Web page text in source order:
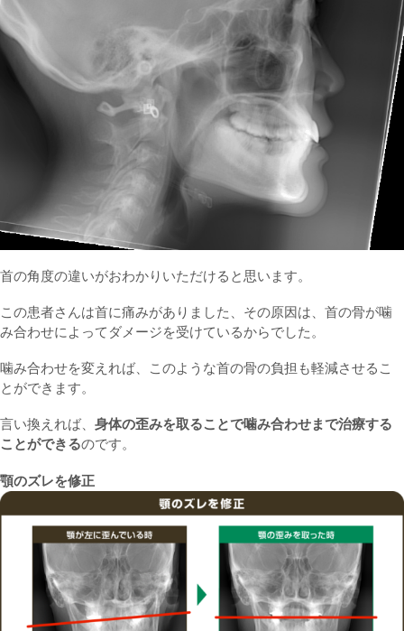
首の角度の違いがおわかりいただけると思います。
この患者さんは首に痛みがありました、その原因は、首の骨が噛
み合わせによってダメージを受けているからでした。
噛み合わせを変えれば、このような首の骨の負担も軽減させるこ
とができます。
言い換えれば、 身体の歪みを取ることで噛み合わせまで治療する
ことができるのです。
顎のズレを修正